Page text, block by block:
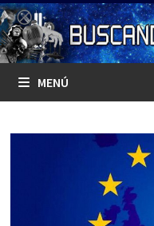
Saltar
al
contenido
MENÚ